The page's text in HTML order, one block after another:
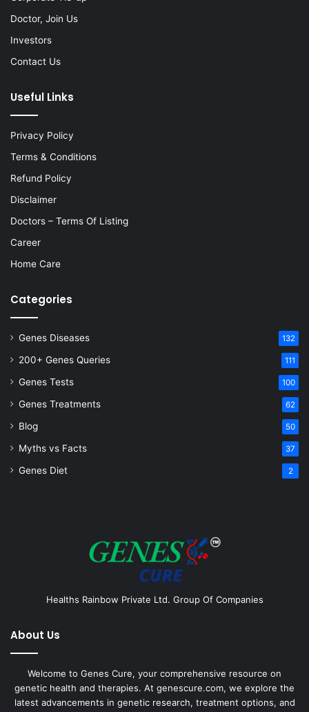
Doctor, Join Us
Investors
Contact Us
Useful Links
Privacy Policy
Terms & Conditions
Refund Policy
Disclaimer
Doctors – Terms Of Listing
Career
Home Care
Categories
Genes Diseases 132
200+ Genes Queries 111
Genes Tests 100
Genes Treatments 62
Blog 50
Myths vs Facts 37
Genes Diet 2
Healths Rainbow Private Ltd. Group Of Companies
About Us
Welcome to Genes Cure, your comprehensive resource on
genetic health and therapies. At genescure.com, we explore the
latest advancements in genetic research, treatment options, and